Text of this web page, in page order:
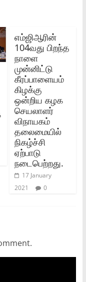
எம்ஜிஆரின்
104வது பிறந்த
நாளை
முன்னிட்டு
கீரப்பாளையம்
கிழக்கு
ஒன்றிய கழக
செயலாளர்
விநாயகம்
தலைமையில்
நிகழ்ச்சி
ஏற்பாடு
நடைபெற்றது.
17 January
2021
0